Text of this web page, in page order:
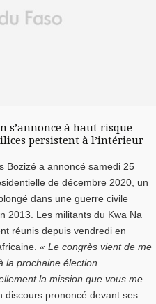
s’annonce à haut risque
persistent à l’intérieur
Bozizé a annoncé samedi 25
de décembre 2020, un
dans une guerre civile
2013. Les militants du Kwa Na
réunis depuis vendredi en
« Le congrès vient de me
la prochaine élection
la mission que vous me
discours prononcé devant ses